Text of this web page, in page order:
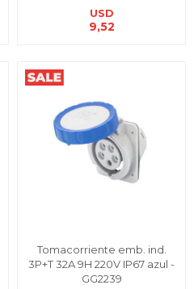
USD
9,52
Tomacorriente emb. ind.
3P+T 32A 9H 220V IP67 azul -
GG2239